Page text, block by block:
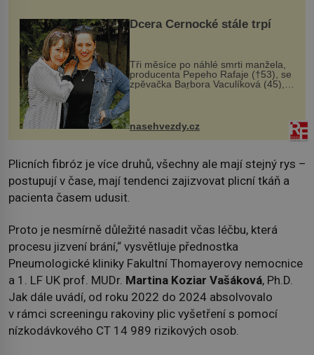
Dcera Černocké stále trpí
Tři měsíce po náhlé smrti manžela,
producenta Pepeho Rafaje (†53), se
zpěvačka Barbora Vaculíková (45),
dcera Petry Černocké (75), poprvé
ozvala veřejnosti. Na sociální síti
sdílela, že se snaží fung...
nasehvezdy.cz
Plicních fibróz je více druhů, všechny ale mají stejný rys –
postupují v čase, mají tendenci zajizvovat plicní tkáň a
pacienta časem udusit.
Proto je nesmírně důležité nasadit včas léčbu, která
procesu jizvení brání,“ vysvětluje přednostka
Pneumologické kliniky Fakultní Thomayerovy nemocnice
a 1. LF UK prof. MUDr. Martina Koziar Vašáková, Ph.D.
Jak dále uvádí, od roku 2022 do 2024 absolvovalo
v rámci screeningu rakoviny plic vyšetření s pomocí
nízkodávkového CT 14 989 rizikových osob.